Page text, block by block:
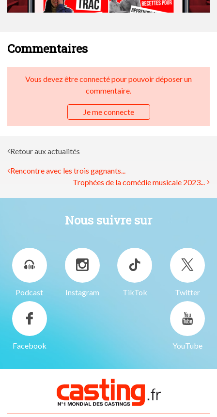
Commentaires
Vous devez être connecté pour pouvoir déposer un
commentaire.
Je me connecte
Retour aux actualités
Rencontre avec les trois gagnants...
Trophées de la comédie musicale 2023...
Nous suivre sur
Podcast Instagram TikTok Twitter
Facebook YouTube